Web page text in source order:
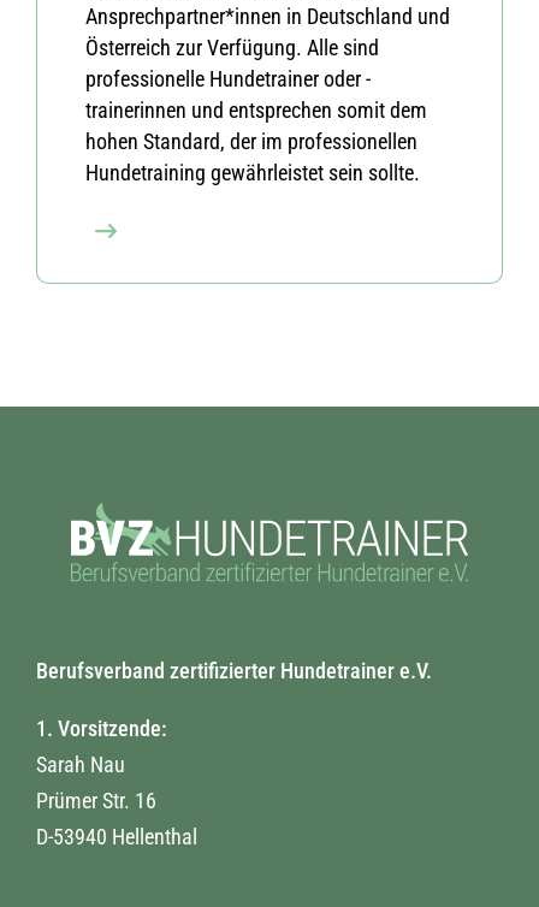
Ansprechpartner*innen in Deutschland und
Österreich zur Verfügung. Alle sind
professionelle Hundetrainer oder -
trainerinnen und entsprechen somit dem
hohen Standard, der im professionellen
Hundetraining gewährleistet sein sollte.
Berufsverband zertifizierter Hundetrainer e.V.
1. Vorsitzende:
Sarah Nau
Prümer Str. 16
D-53940 Hellenthal